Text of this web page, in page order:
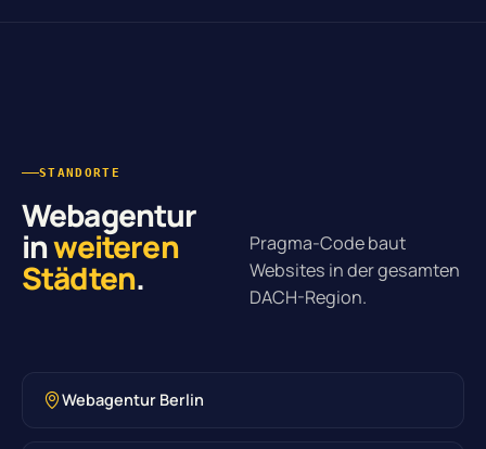
STANDORTE
Webagentur
inweiteren
Städten.
Pragma-Code baut
Websites in der gesamten
DACH-Region.
Webagentur Berlin